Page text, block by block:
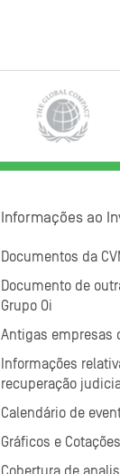
Informações ao
Documentos da
Documento de
Grupo Oi
Antigas empresas
Informações
recuperação
Calendário de
Gráficos e Cotações
Cobertura de